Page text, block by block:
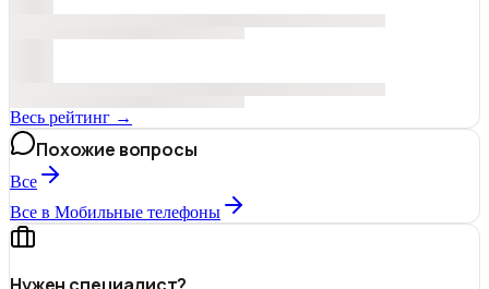
Весь рейтинг →
Похожие вопросы
Все
Все в Мобильные телефоны
Нужен специалист?